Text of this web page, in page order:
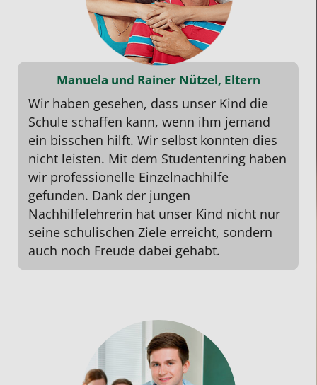
Manuela und Rainer Nützel, Eltern
Wir haben gesehen, dass unser Kind die
Schule schaffen kann, wenn ihm jemand
ein bisschen hilft. Wir selbst konnten dies
nicht leisten. Mit dem Studentenring haben
wir professionelle Einzelnachhilfe
gefunden. Dank der jungen
Nachhilfelehrerin hat unser Kind nicht nur
seine schulischen Ziele erreicht, sondern
auch noch Freude dabei gehabt.